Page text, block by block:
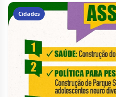
Cidades